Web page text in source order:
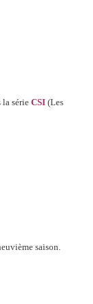
la sérieCSI (Les
saison.